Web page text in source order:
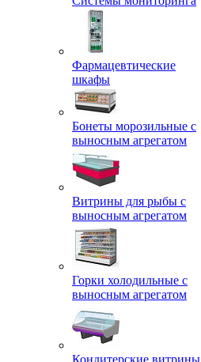
Фармацевтические
шкафы
Бонеты морозильные с
выносным агрегатом
Витрины для рыбы с
выносным агрегатом
Горки холодильные с
выносным агрегатом
Кондитерские витрины